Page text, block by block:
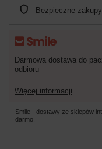
Bezpieczne zakupy
Darmowa dostawa do
odbioru
Więcej informacji
Smile - dostawy ze sklepów
darmo.